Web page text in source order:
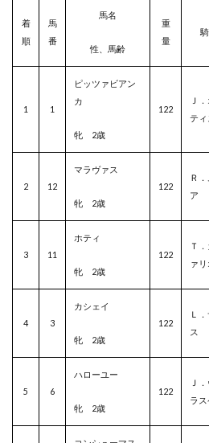
着
順
馬
番
馬名
性、馬齢
重
量
1 1
ピッツァビアン
カ
牝 2歳
122
Ｊ
ティ
2 12
マラヴァス
牝 2歳
122
Ｒ
ア
3 11
ホティ
牝 2歳
122
Ｔ
ァ
4 3
カシェイ
牝 2歳
122
Ｌ
ス
5 6
ハローユー
牝 2歳
122
Ｊ
ラス